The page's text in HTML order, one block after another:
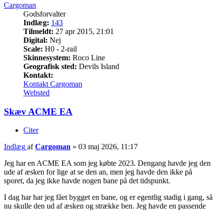
Cargoman
Godsforvalter
Indlæg: 143
Tilmeldt: 27 apr 2015, 21:01
Digital: Nej
Scale: H0 - 2-rail
Skinnesystem: Roco Line
Geografisk sted: Devils Island
Kontakt:
Kontakt Cargoman
Websted
Skæv ACME EA
Citer
Indlæg afCargoman » 03 maj 2026, 11:17
Jeg har en ACME EA som jeg købte 2023. Dengang havde jeg den
ude af æsken for lige at se den an, men jeg havde den ikke på
sporet, da jeg ikke havde nogen bane på det tidspunkt.
I dag har har jeg fået bygget en bane, og er egentlig stadig i gang, så
nu skulle den ud af æsken og strække ben. Jeg havde en passende